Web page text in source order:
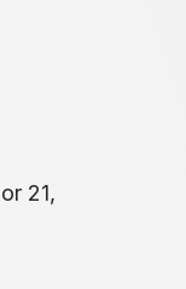
21,